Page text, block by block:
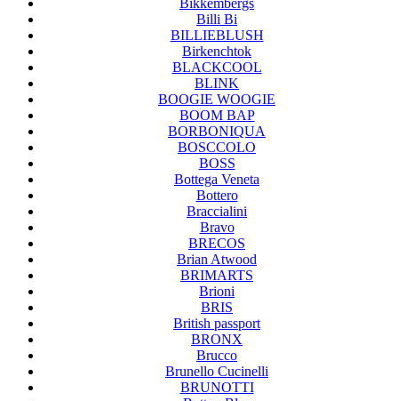
Billi Bi
BILLIEBLUSH
Birkenchtok
BLACKCOOL
BLINK
BOOGIE WOOGIE
BOOM BAP
BORBONIQUA
BOSCCOLO
BOSS
Bottega Veneta
Bottero
Braccialini
Bravo
BRECOS
Brian Atwood
BRIMARTS
Brioni
BRIS
British passport
BRONX
Brucco
Brunello Cucinelli
BRUNOTTI